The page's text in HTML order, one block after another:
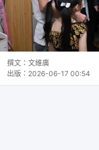
撰文： 文維廣
出版： 2026-06-17 00:54